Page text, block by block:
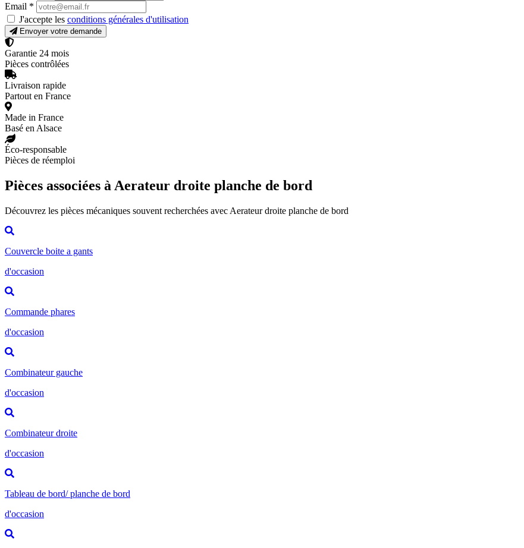
Email *
J'accepte les conditions générales d'utilisation
Envoyer votre demande
Garantie 24 mois
Pièces contrôlées
Livraison rapide
Partout en France
Made in France
Basé en Alsace
Éco-responsable
Pièces de réemploi
Pièces associées à Aerateur droite planche de bord
Découvrez les pièces mécaniques souvent recherchées avec Aerateur droite planche de bord
Couvercle boite a gants
d'occasion
Commande phares
d'occasion
Combinateur gauche
d'occasion
Combinateur droite
d'occasion
Tableau de bord/ planche de bord
d'occasion